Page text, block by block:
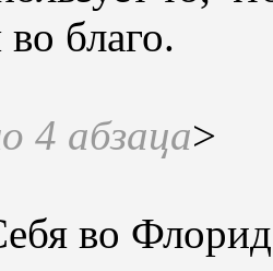
благо.
4 абзаца>
во